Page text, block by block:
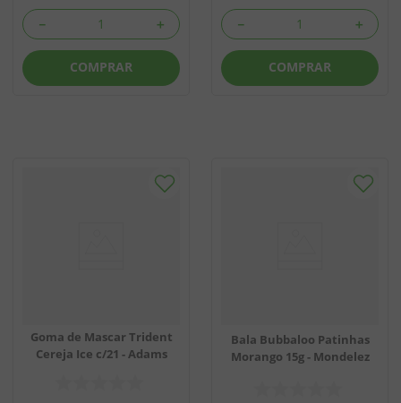
＋
－
COMPRAR
＋
－
COMPRAR
Goma de Mascar Trident
Cereja Ice c/21 - Adams
Bala Bubbaloo Patinhas
Morango 15g - Mondelez